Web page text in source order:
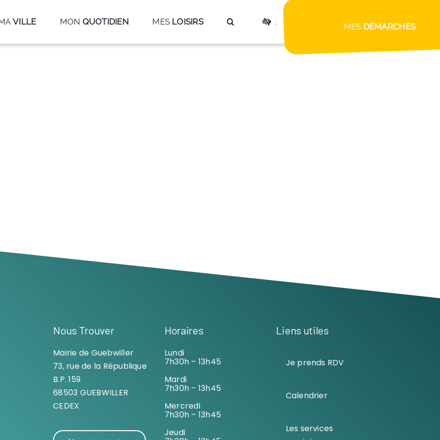
VILLE MON QUOTIDIEN MES LOISIRS . MES DÉMARCHES
Nous Trouver
Mairie de Guebwiller
73, rue de la République
B.P. 159
68503 GUEBWILLER
CEDEX
Horaires
Lundi
7h30h – 13h45
Mardi
7h30h – 13h45
Mercredi
7h30h – 13h45
Jeudi
Liens utiles
Je prends RDV
Calendrier
Les services